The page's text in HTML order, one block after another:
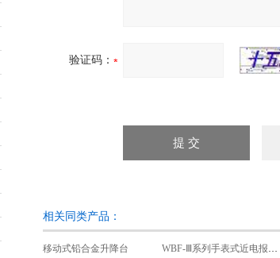
验证码：
相关同类产品：
移动式铅合金升降台 WBF-Ⅲ系列手表式近电报警器